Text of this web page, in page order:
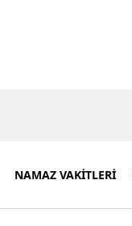
NAMAZ VAKİTLERİ